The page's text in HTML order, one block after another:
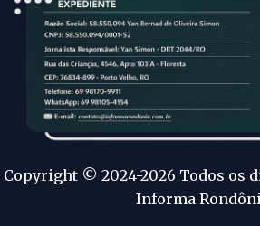
Copyright © 2024-2026 Todos os
Informa